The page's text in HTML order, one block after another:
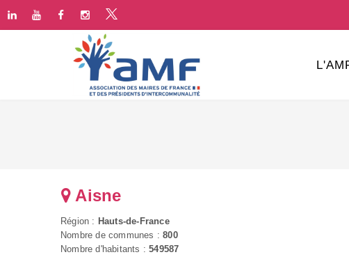
Aisne
Région : Hauts-de-France
Nombre de communes :800
Nombre d'habitants :549587